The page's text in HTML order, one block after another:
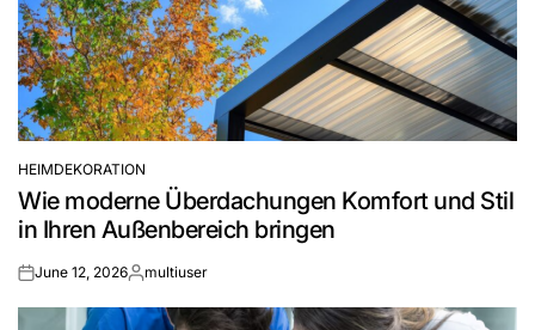
POSTED
IN
HEIMDEKORATION
Wie moderne Überdachungen Komfort und Stil
in Ihren Außenbereich bringen
onJune 12, 2026Posted
multiuser